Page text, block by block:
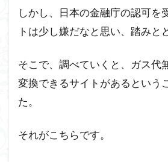
しかし、日本の金融庁の認可を
トは少し嫌だなと思い、踏みと
そこで、調べていくと、ガス代
変換できるサイトがあるという
た。
それがこちらです。